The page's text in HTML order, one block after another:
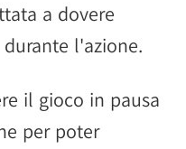
a dovere
l'azione.
il gioco in pausa
per poter